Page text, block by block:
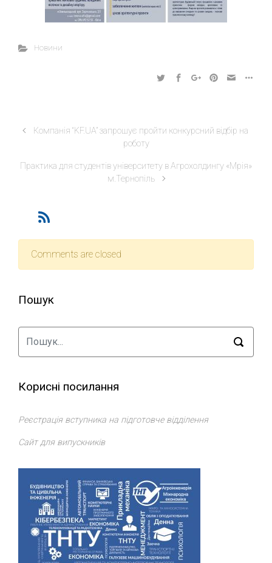
Новини
Компанія “KF.UA” запрошує пройти конкурсний відбір на
роботу
Практика для студентів університету в Агрохолдингу «Мрія»
м.Тернопіль
Comments are closed
Пошук
Корисні посилання
Реєстрація вступника на підготовче відділення
Сайт для випускників